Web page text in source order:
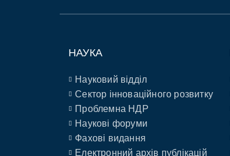
НАУКА
Науковий відділ
Сектор інноваційного розвитку
Проблемна НДР
Наукові форуми
Фахові видання
Електронний архів публікацій